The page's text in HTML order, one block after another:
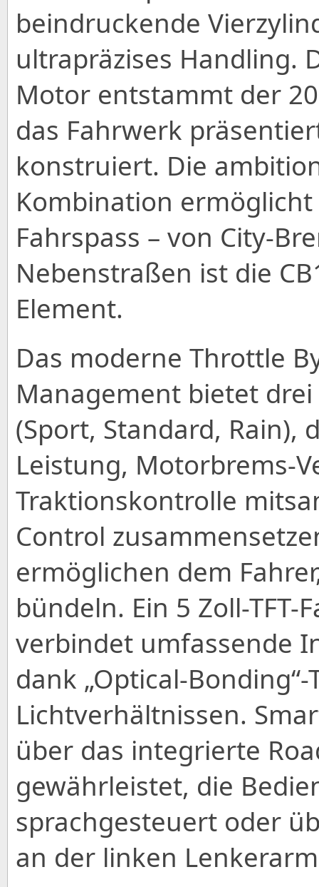
beindruckende
ultrapräzises Handling.
Motor entstammt der
das Fahrwerk
konstruiert. Die
Kombination
Fahrspass – von City-
Nebenstraßen ist die
Element.
Das moderne Throttle
Management bietet
(Sport, Standard, Rain),
Leistung, Motorbrems-
Traktionskontrolle
Control
ermöglichen dem
bündeln. Ein 5 Zoll-TFT-
verbindet umfassende
dank „Optical-
Lichtverhältnissen.
über das integrierte
gewährleistet, die
sprachgesteuert oder
an der linken